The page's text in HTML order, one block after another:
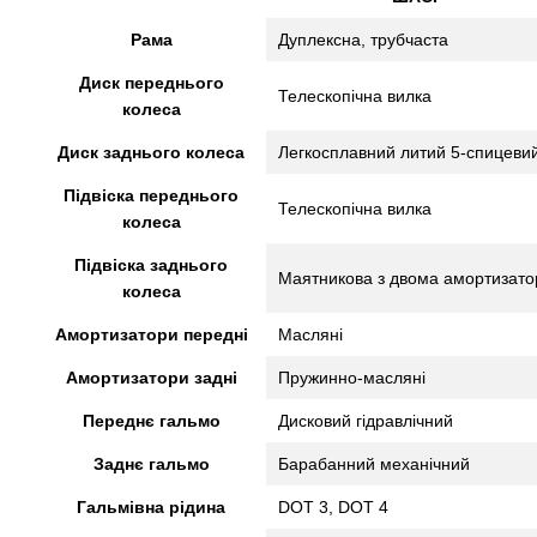
Рама Дуплексна, трубчаста
Диск переднього
колеса
Телескопічна вилка
Диск заднього колеса Легкосплавний литий 5-
Підвіска переднього
колеса
Телескопічна вилка
Підвіска заднього
колеса
Маятникова з двома
Амортизатори передні Масляні
Амортизатори задні Пружинно-масляні
Переднє гальмо Дисковий гідравлічний
Заднє гальмо Барабанний механічний
Гальмівна рідина DOT 3, DOT 4